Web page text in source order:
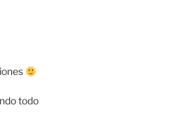
todo